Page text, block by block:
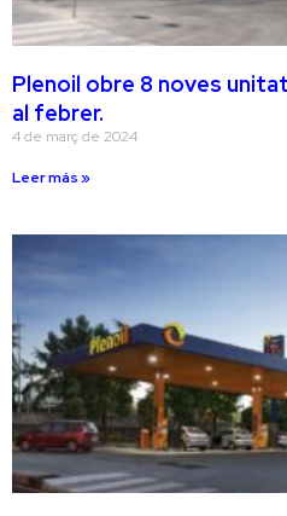
Plenoil obre 8 noves
al febrer.
4 de març de 2024
Leer más »